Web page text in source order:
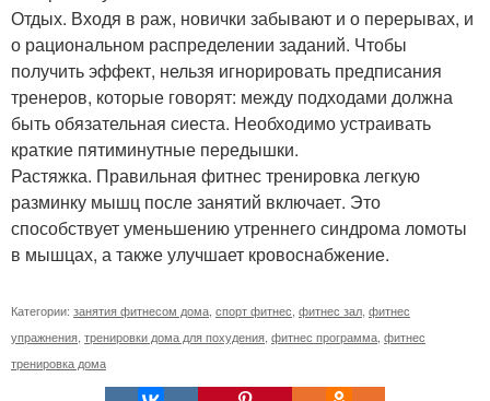
Отдых. Входя в раж, новички забывают и о перерывах, и
о рациональном распределении заданий. Чтобы
получить эффект, нельзя игнорировать предписания
тренеров, которые говорят: между подходами должна
быть обязательная сиеста. Необходимо устраивать
краткие пятиминутные передышки.
Растяжка. Правильная фитнес тренировка легкую
разминку мышц после занятий включает. Это
способствует уменьшению утреннего синдрома ломоты
в мышцах, а также улучшает кровоснабжение.
Категории: занятия фитнесом дома, спорт фитнес, фитнес зал, фитнес
упражнения, тренировки дома для похудения, фитнес программа, фитнес
тренировка дома